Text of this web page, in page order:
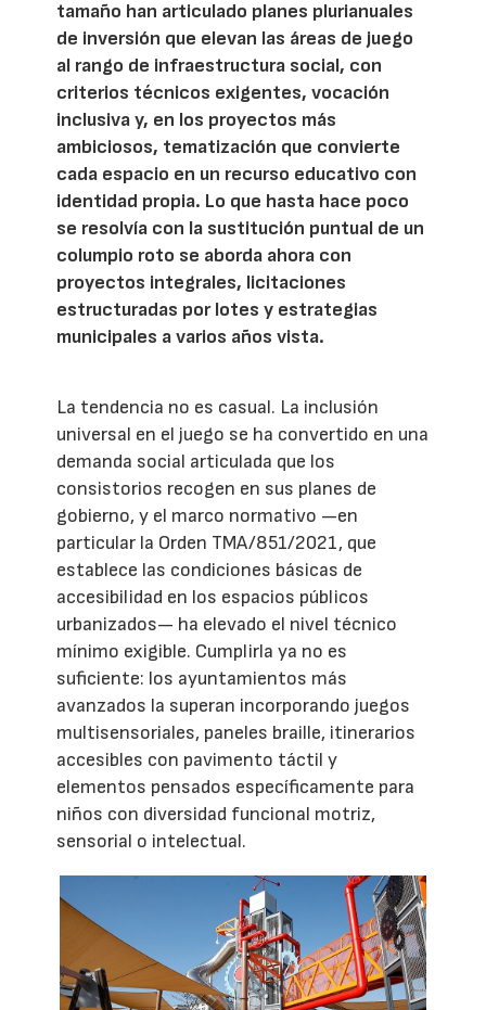
tamaño han articulado planes plurianuales
de inversión que elevan las áreas de juego
al rango de infraestructura social, con
criterios técnicos exigentes, vocación
inclusiva y, en los proyectos más
ambiciosos, tematización que convierte
cada espacio en un recurso educativo con
identidad propia. Lo que hasta hace poco
se resolvía con la sustitución puntual de un
columpio roto se aborda ahora con
proyectos integrales, licitaciones
estructuradas por lotes y estrategias
municipales a varios años vista.
La tendencia no es casual. La inclusión
universal en el juego se ha convertido en una
demanda social articulada que los
consistorios recogen en sus planes de
gobierno, y el marco normativo —en
particular la Orden TMA/851/2021, que
establece las condiciones básicas de
accesibilidad en los espacios públicos
urbanizados— ha elevado el nivel técnico
mínimo exigible. Cumplirla ya no es
suficiente: los ayuntamientos más
avanzados la superan incorporando juegos
multisensoriales, paneles braille, itinerarios
accesibles con pavimento táctil y
elementos pensados específicamente para
niños con diversidad funcional motriz,
sensorial o intelectual.